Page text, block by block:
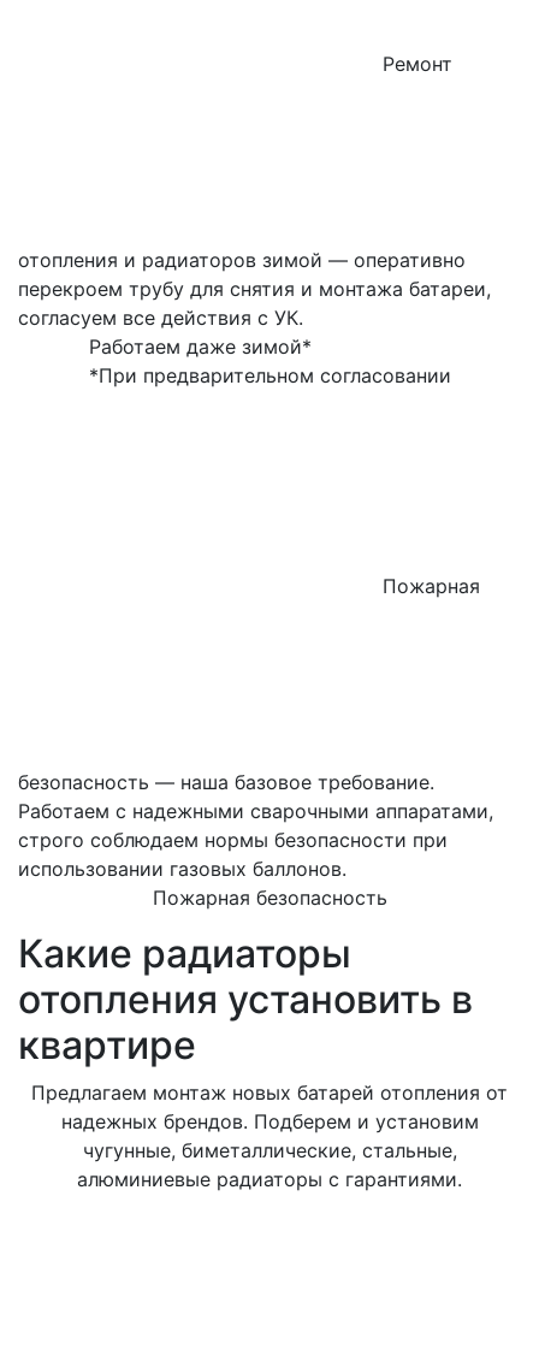
Ремонт
отопления и радиаторов зимой — оперативно
перекроем трубу для снятия и монтажа батареи,
согласуем все действия с УК.
Работаем даже зимой*
*При предварительном согласовании
Пожарная
безопасность — наша базовое требование.
Работаем с надежными сварочными аппаратами,
строго соблюдаем нормы безопасности при
использовании газовых баллонов.
Пожарная безопасность
Какие радиаторы
отопления установить в
квартире
Предлагаем монтаж новых батарей отопления от
надежных брендов. Подберем и установим
чугунные, биметаллические, стальные,
алюминиевые радиаторы с гарантиями.